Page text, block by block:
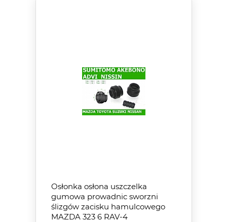
Osłonka osłona uszczelka
gumowa prowadnic sworzni
ślizgów zacisku hamulcowego
MAZDA 323 6 RAV-4